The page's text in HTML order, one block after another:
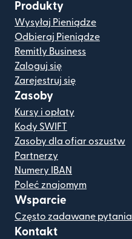
Produkty
Wysyłaj Pieniądze
Odbieraj Pieniądze
Remitly Business
Zaloguj się
Zarejestruj się
Zasoby
Kursy i opłaty
Kody SWIFT
Zasoby dla ofiar oszustw
Partnerzy
Numery IBAN
Poleć znajomym
Wsparcie
Często zadawane pytania
Kontakt